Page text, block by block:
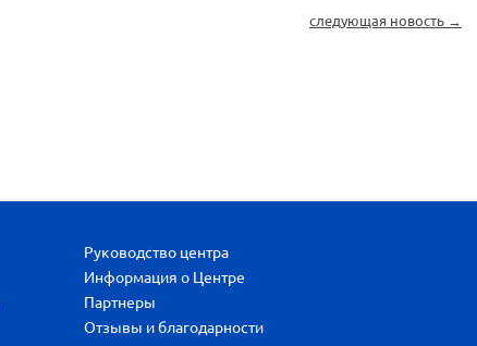
следующая новость →
Руководство центра
Информация о Центре
Партнеры
Отзывы и благодарности